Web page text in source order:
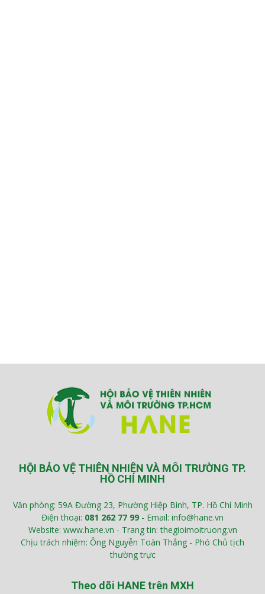
HỘI BẢO VỆ THIÊN NHIÊN VÀ MÔI TRƯỜNG TP.
HỒ CHÍ MINH
Văn phòng: 59A Đường 23, Phường Hiệp Bình, TP. Hồ Chí Minh
Điện thoại: 081 262 77 99 - Email: info@hane.vn
Website: www.hane.vn - Trang tin: thegioimoitruong.vn
Chịu trách nhiệm: Ông Nguyễn Toàn Thắng - Phó Chủ tịch
thường trực
Theo dõi HANE trên MXH